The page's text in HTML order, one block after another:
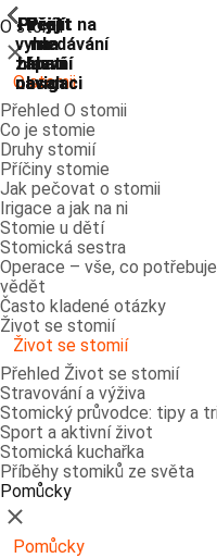
Přejít na
vyhledávání
Přejít
na
hlavní
navigaci
Přejít
na
hlavní
navigaci
Přejít
na
hlavní
obsah
Přejít
na
zápatí
O stomii
ShowPrevious
Zavřít
O stomii
Přehled O stomii
Co je stomie
Druhy stomií
Příčiny stomie
Jak pečovat o stomii
Irigace a jak na ni
Stomie u dětí
Stomická sestra
Operace – vše, co
vědět
Často kladené otázky
Život se stomií
ShowPrevious
Život se stomií
Přehled Život se stomií
Stravování a výživa
Stomický průvodce: tipy a
Sport a aktivní život
Stomická kuchařka
Příběhy stomiků ze světa
Pomůcky
ShowPrevious
Zavřít
Pomůcky
ShowPrevious
ShowPrevious
ShowPrevious
ShowPrevious
ShowPrevious